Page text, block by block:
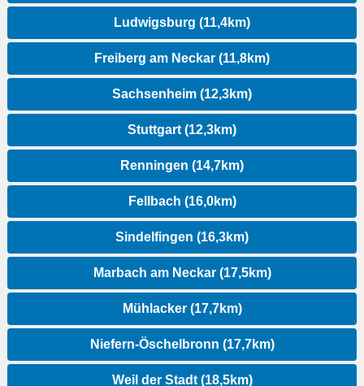
Ludwigsburg (11,4km)
Freiberg am Neckar (11,8km)
Sachsenheim (12,3km)
Stuttgart (12,3km)
Renningen (14,7km)
Fellbach (16,0km)
Sindelfingen (16,3km)
Marbach am Neckar (17,5km)
Mühlacker (17,7km)
Niefern-Öschelbronn (17,7km)
Weil der Stadt (18,5km)